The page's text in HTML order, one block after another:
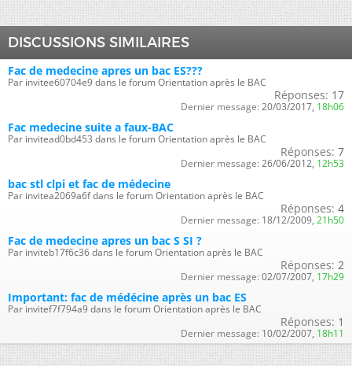
DISCUSSIONS SIMILAIRES
Fac de medecine apres un bac ES???
Par invitee60704e9 dans le forum Orientation après le BAC
Réponses: 17
Dernier message: 20/03/2017, 18h06
Fac medecine suite a faux-BAC
Par invitead0bd453 dans le forum Orientation après le BAC
Réponses: 7
Dernier message: 26/06/2012, 12h53
bac stl clpi et fac de médecine
Par invitea2069a6f dans le forum Orientation après le BAC
Réponses: 4
Dernier message: 18/12/2009, 21h50
Fac de medecine apres un bac S SI ?
Par inviteb17f6c36 dans le forum Orientation après le BAC
Réponses: 2
Dernier message: 02/07/2007, 17h29
Important: fac de médécine après un bac ES
Par invitef7f794a9 dans le forum Orientation après le BAC
Réponses: 1
Dernier message: 10/02/2007, 18h11